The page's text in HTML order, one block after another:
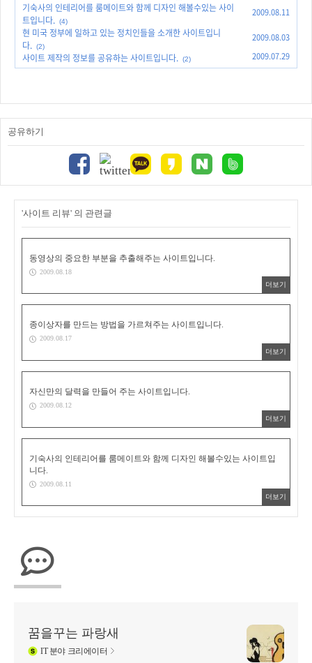
기숙사의 인테리어를 룸메이트와 함께 디자인 해볼수있는 사이
트입니다. (4)
2009.08.11
현 미국 정부에 일하고 있는 정치인들을 소개한 사이트입니
다. (2)
2009.08.03
사이트 제작의 정보를 공유하는 사이트입니다. (2) 2009.07.29
공유하기
'사이트 리뷰' 의 관련글
동영상의 중요한 부분을 추출해주는 사이트입니다.
2009.08.18
더보기
종이상자를 만드는 방법을 가르쳐주는 사이트입니다.
2009.08.17
더보기
자신만의 달력을 만들어 주는 사이트입니다.
2009.08.12
더보기
기숙사의 인테리어를 룸메이트와 함께 디자인 해볼수있는 사이트입
니다.
2009.08.11
더보기
꿈을꾸는 파랑새
IT분야 크리에이터